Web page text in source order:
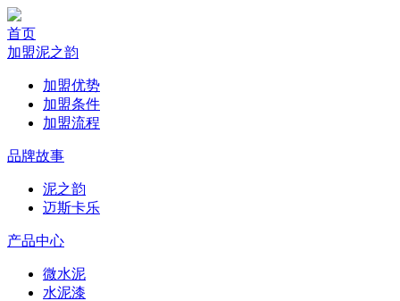
首页
加盟泥之韵
加盟优势
加盟条件
加盟流程
品牌故事
泥之韵
迈斯卡乐
产品中心
微水泥
水泥漆